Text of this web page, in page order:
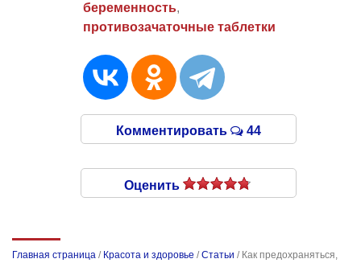
беременность,
противозачаточные таблетки
Комментировать 44
Оценить
Главная страница / Красота и здоровье /Статьи / Как предохраняться,